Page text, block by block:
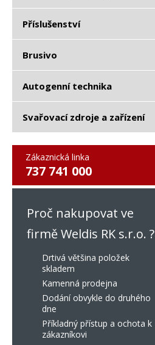
Příslušenství
Brusivo
Autogenní technika
Svařovací zdroje a zařízení
Zákaznická linka
737 741 000
Proč nakupovat ve
firmě Weldis RK s.r.o. ?
Drtivá většina položek
skladem
Kamenná prodejna
Dodání obvykle do druhého
dne
Příkladný přístup a ochota k
zákazníkovi